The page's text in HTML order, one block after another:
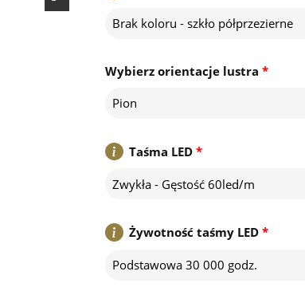
Brak koloru - szkło półprzezierne
*
Wybierz orientacje lustra
Pion
*
Taśma LED
Zwykła - Gęstość 60led/m
*
Żywotność taśmy LED
Podstawowa 30 000 godz.